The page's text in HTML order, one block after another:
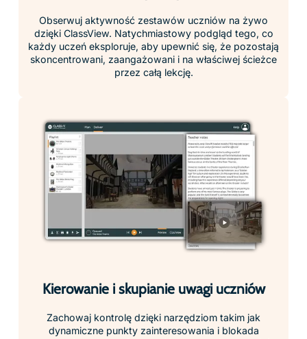
Rejestruj aktywność uczniów w ClassView, aby
przeglądać postępy i dokumentować proces nauki.